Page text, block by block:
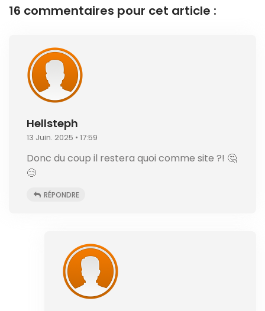
16 commentaires pour cet article :
Hellsteph
13 Juin. 2025 • 17:59
Donc du coup il restera quoi comme site ?! 🤔
😢
RÉPONDRE